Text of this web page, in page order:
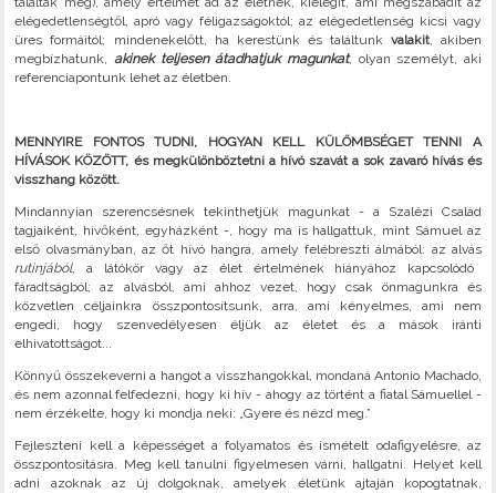
elégedetlenségtől, apró vagy féligazságoktól; az elégedetlenség kicsi vagy
üres formáitól; mindenekelőtt, ha kerestünk és találtunk valakit, akiben
megbízhatunk,akinek teljesen átadhatjuk magunkat, olyan személyt, aki
referenciapontunk lehet az életben.
MENNYIRE FONTOS TUDNI, HOGYAN KELL KÜLÖMBSÉGET TENNI A
HÍVÁSOK KÖZÖTT, és megkülönböztetni a hívó szavát a sok zavaró hívás és
visszhang között.
Mindannyian szerencsésnek tekinthetjük magunkat - a Szalézi Család
tagjaiként, hívőként, egyházként -, hogy ma is hallgattuk, mint Sámuel az
első olvasmányban, az őt hívó hangra, amely felébreszti álmából: az alvás
rutinjából, a látókör vagy az élet értelmének hiányához kapcsolódó
fáradtságból; az alvásból, ami ahhoz vezet, hogy csak önmagunkra és
közvetlen céljainkra összpontosítsunk, arra, ami kényelmes, ami nem
engedi, hogy szenvedélyesen éljük az életet és a mások iránti
elhivatottságot...
Könnyű összekeverni a hangot a visszhangokkal, mondaná Antonio Machado,
és nem azonnal felfedezni, hogy ki hív - ahogy az történt a fiatal Sámuellel -
nem érzékelte, hogy ki mondja neki: „Gyere és nézd meg.”
Fejleszteni kell a képességet a folyamatos és ismételt odafigyelésre, az
összpontosításra. Meg kell tanulni figyelmesen várni, hallgatni. Helyet kell
adni azoknak az új dolgoknak, amelyek életünk ajtaján kopogtatnak,